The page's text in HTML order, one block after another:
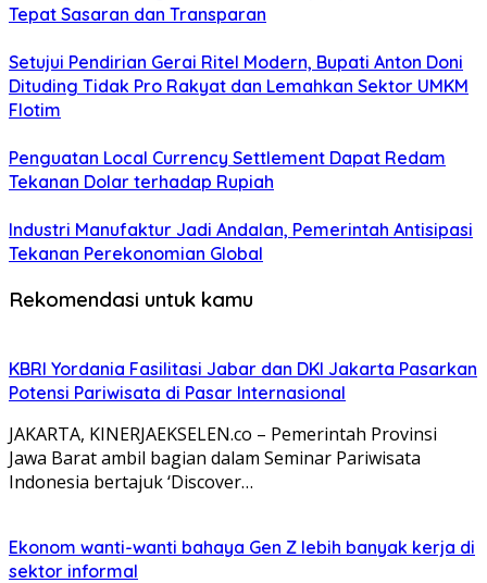
Tepat Sasaran dan Transparan
Setujui Pendirian Gerai Ritel Modern, Bupati Anton Doni
Dituding Tidak Pro Rakyat dan Lemahkan Sektor UMKM
Flotim
Penguatan Local Currency Settlement Dapat Redam
Tekanan Dolar terhadap Rupiah
Industri Manufaktur Jadi Andalan, Pemerintah Antisipasi
Tekanan Perekonomian Global
Rekomendasi untuk kamu
KBRI Yordania Fasilitasi Jabar dan DKI Jakarta Pasarkan
Potensi Pariwisata di Pasar Internasional
JAKARTA, KINERJAEKSELEN.co – Pemerintah Provinsi
Jawa Barat ambil bagian dalam Seminar Pariwisata
Indonesia bertajuk ‘Discover…
Ekonom wanti-wanti bahaya Gen Z lebih banyak kerja di
sektor informal